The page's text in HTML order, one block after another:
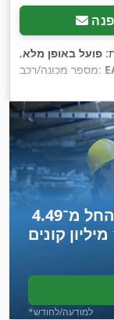
פנה
פועל באופן מלא,
מספר מכונה/רכב:
של מדפים:10
,
, רוחב מסגרת:
137,000 מ"מ
,
תמיכה:
*למודעה/לחודש